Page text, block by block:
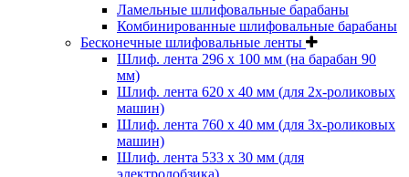
Ламельные шлифовальные барабаны
Комбинированные шлифовальные барабаны
Бесконечные шлифовальные ленты
Шлиф. лента 296 х 100 мм (на барабан 90
мм)
Шлиф. лента 620 х 40 мм (для 2х-роликовых
машин)
Шлиф. лента 760 х 40 мм (для 3х-роликовых
машин)
Шлиф. лента 533 х 30 мм (для